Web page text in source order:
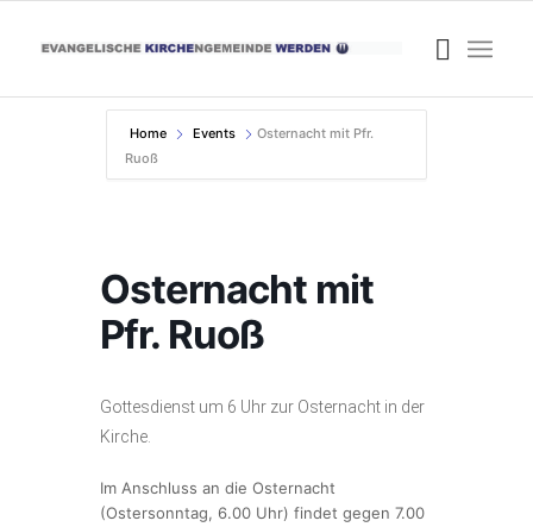
Home Events
Osternacht mit Pfr.
Ruoß
Osternacht mit
Pfr. Ruoß
Gottesdienst um 6 Uhr zur Osternacht in der
Kirche.
Im Anschluss an die Osternacht
(Ostersonntag, 6.00 Uhr) findet gegen 7.00